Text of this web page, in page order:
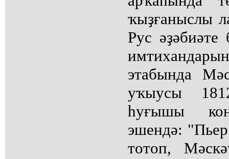
ҡыҙғаныслы
Рус
этабында
уҡыусы
һуғышы
эшендә:
тотоп,